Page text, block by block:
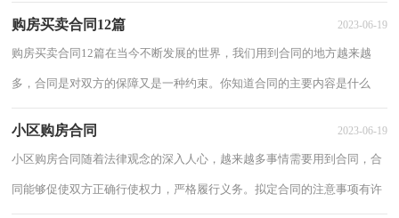
购房买卖合同12篇 2023-06-19
购房买卖合同12篇在当今不断发展的世界，我们用到合同的地方越来越
多，合同是对双方的保障又是一种约束。你知道合同的主要内容是什么
小区购房合同 2023-06-19
小区购房合同随着法律观念的深入人心，越来越多事情需要用到合同，合
同能够促使双方正确行使权力，严格履行义务。拟定合同的注意事项有许